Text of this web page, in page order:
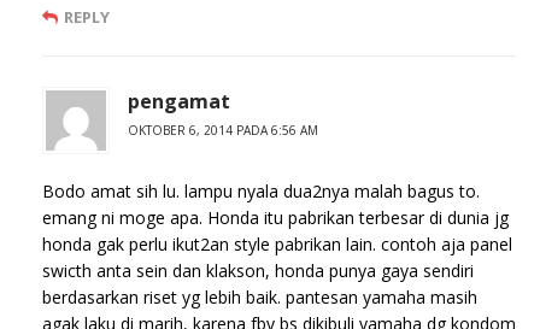
REPLY
pengamat
OKTOBER 6, 2014 PADA 6:56 AM
Bodo amat sih lu. lampu nyala dua2nya malah bagus to.
emang ni moge apa. Honda itu pabrikan terbesar di dunia jg
honda gak perlu ikut2an style pabrikan lain. contoh aja panel
swicth anta sein dan klakson, honda punya gaya sendiri
berdasarkan riset yg lebih baik. pantesan yamaha masih
agak laku di marih, karena fby bs dikibuli yamaha dg kondom